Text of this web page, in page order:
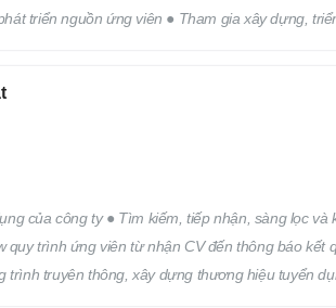
triển nguồn ứng viên ● Tham gia xây dựng,
của công ty ● Tìm kiếm, tiếp nhận, sàng lọc và
trình ứng viên từ nhận CV đến thông báo kết
truyên thông, xây dựng thương hiệu tuyển